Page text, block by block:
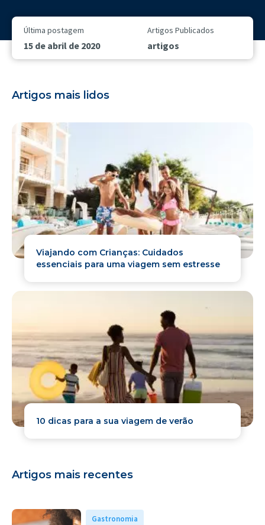
Última postagem
15 de abril de 2020
Artigos Publicados
artigos
Artigos mais lidos
Viajando com Crianças: Cuidados
essenciais para uma viagem sem estresse
10 dicas para a sua viagem de verão
Artigos mais recentes
Gastronomia